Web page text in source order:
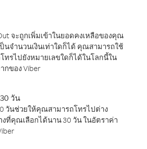
จะถูกเพิ่มเข้าในยอดคงเหลือของคุณ
นจำนวนเงินเท่าใดก็ได้ คุณสามารถใช้
ทรไปยังหมายเลขใดก็ได้ในโลกนี้ใน
กของ Viber
วัน
วันช่วยให้คุณสามารถโทรไปต่าง
งที่คุณเลือกได้นาน 30 วัน ในอัตราค่า